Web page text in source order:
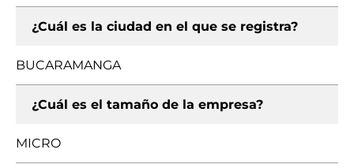
¿Cuál es la ciudad en el que se registra?
BUCARAMANGA
¿Cuál es el tamaño de la empresa?
MICRO